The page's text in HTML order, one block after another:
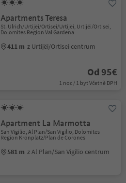
Apartments Teresa
St. Ulrich/Urtijëi/Ortisei/Urtijëi, Urtijëi/Ortisei,
Dolomites Region Val Gardena
411 m z Urtijëi/Ortisei centrum
Od 95€
1 noc / 1 byt Včetně DPH
Apartment La Marmotta
San Vigilio, Al Plan/San Vigilio, Dolomites
Region Kronplatz/Plan de Corones
581 m z Al Plan/San Vigilio centrum